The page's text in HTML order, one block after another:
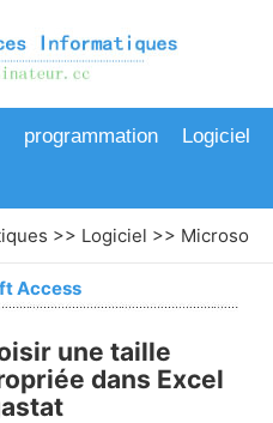
programmation
Logiciel
>> Logiciel >> Microsoft
Access
une taille
dans Excel